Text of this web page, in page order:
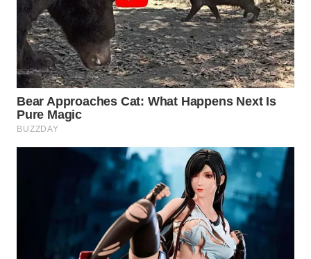
WN
MANDALIKA
WN
LIKUPANG
WN
LABUANBAJO